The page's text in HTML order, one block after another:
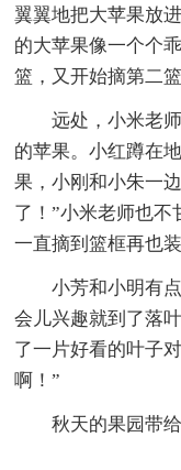
翼翼地把大苹果放
的大苹果像一个个
篮，又开始摘第二篮
远处，小米老
的苹果。小红蹲在
果，小刚和小朱一
了！”小米老师也不
一直摘到篮框再也装
小芳和小明有
会儿兴趣就到了落
了一片好看的叶子
啊！”
秋天的果园带